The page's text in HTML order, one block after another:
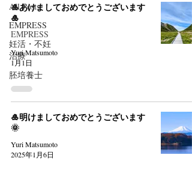
All Posts
EMPRESS
妊活・不妊
治療
胚培養士
🎍あけましておめでとうございます
🎍
EMPRESS
Yuri Matsumoto
1月1日
🎍明けましておめでとうございます
🌞
Yuri Matsumoto
2025年1月6日